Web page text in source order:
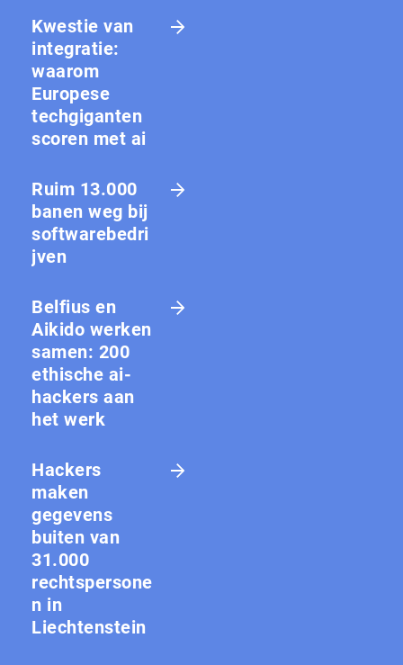
Kwestie van
integratie:
waarom
Europese
techgiganten
scoren met ai
Ruim 13.000
banen weg bij
softwarebedri
jven
Belfius en
Aikido werken
samen: 200
ethische ai-
hackers aan
het werk
Hackers
maken
gegevens
buiten van
31.000
rechtspersone
n in
Liechtenstein